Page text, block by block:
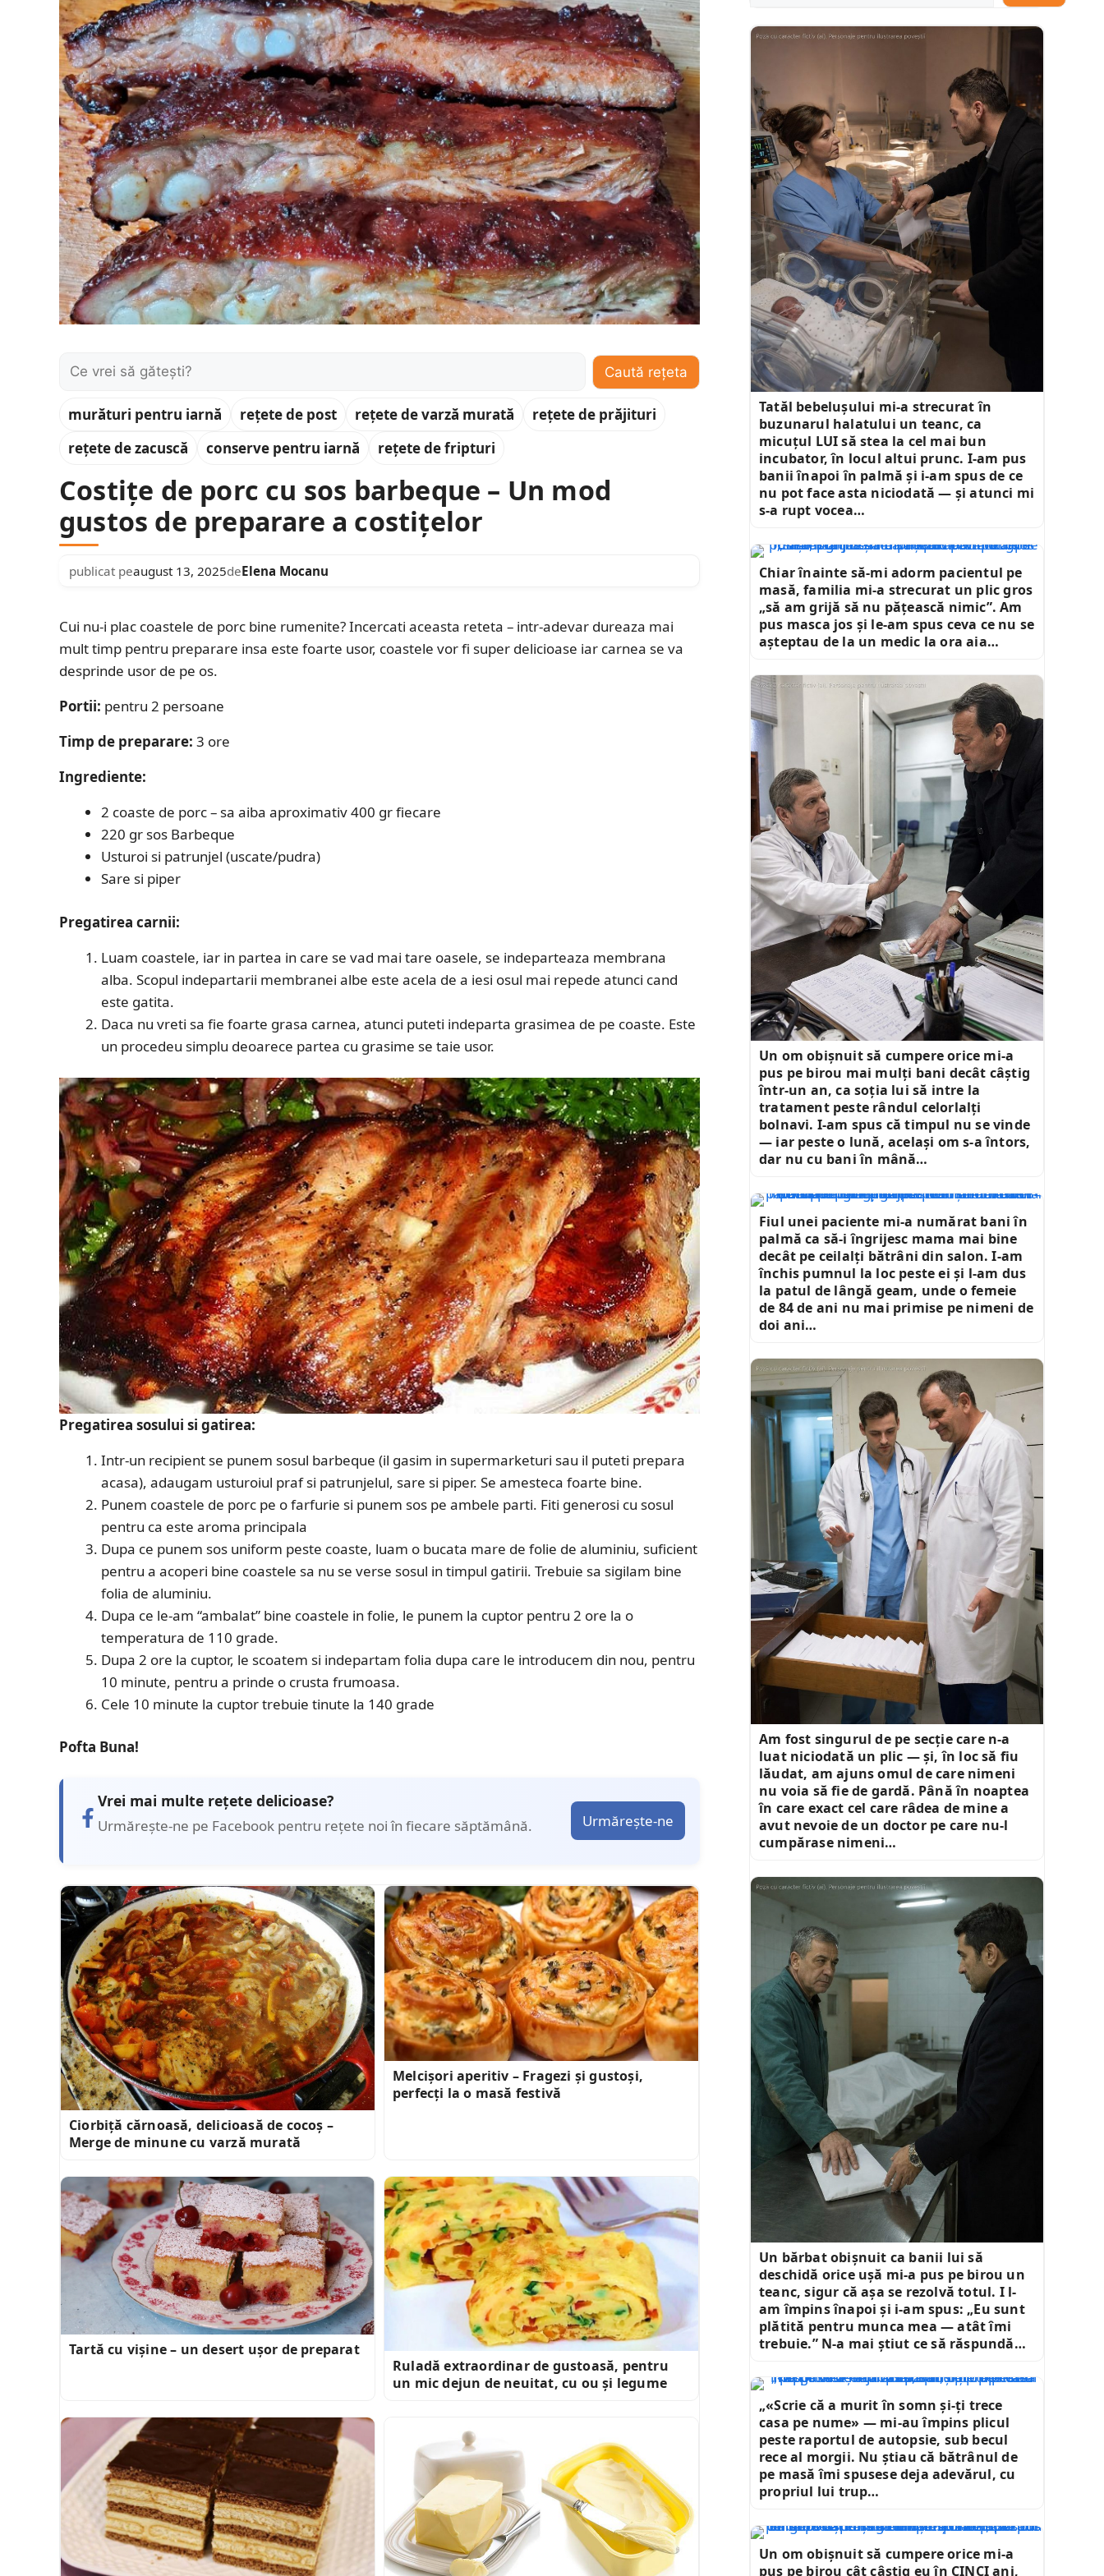
Caută: Caută rețeta
murături pentru iarnă rețete de post rețete de varză murată
rețete de prăjituri
rețete de zacuscă
conserve pentru iarnă rețete de fripturi
Costițe de porc cu sos barbeque – Un mod
gustos de preparare a costițelor
publicat peaugust 13, 2025deElena Mocanu
Cui nu-i plac coastele de porc bine rumenite? Incercati aceasta reteta – intr-adevar dureaza mai
mult timp pentru preparare insa este foarte usor, coastele vor fi super delicioase iar carnea se va
desprinde usor de pe os.
Portii: pentru 2 persoane
Timp de preparare: 3 ore
Ingrediente:
2 coaste de porc – sa aiba aproximativ 400 gr fiecare
220 gr sos Barbeque
Usturoi si patrunjel (uscate/pudra)
Sare si piper
Pregatirea carnii:
Luam coastele, iar in partea in care se vad mai tare oasele, se indeparteaza membrana
alba. Scopul indepartarii membranei albe este acela de a iesi osul mai repede atunci cand
este gatita.
Daca nu vreti sa fie foarte grasa carnea, atunci puteti indeparta grasimea de pe coaste. Este
un procedeu simplu deoarece partea cu grasime se taie usor.
Pregatirea sosului si gatirea:
Intr-un recipient se punem sosul barbeque (il gasim in supermarketuri sau il puteti prepara
acasa), adaugam usturoiul praf si patrunjelul, sare si piper. Se amesteca foarte bine.
Punem coastele de porc pe o farfurie si punem sos pe ambele parti. Fiti generosi cu sosul
pentru ca este aroma principala
Dupa ce punem sos uniform peste coaste, luam o bucata mare de folie de aluminiu, suficient
pentru a acoperi bine coastele sa nu se verse sosul in timpul gatirii. Trebuie sa sigilam bine
folia de aluminiu.
Dupa ce le-am “ambalat” bine coastele in folie, le punem la cuptor pentru 2 ore la o
temperatura de 110 grade.
Dupa 2 ore la cuptor, le scoatem si indepartam folia dupa care le introducem din nou, pentru
10 minute, pentru a prinde o crusta frumoasa.
Cele 10 minute la cuptor trebuie tinute la 140 grade
Pofta Buna!
Vrei mai multe rețete delicioase?
Urmărește-ne pe Facebook pentru rețete noi în fiecare săptămână. Urmărește-ne
Ciorbiță cărnoasă, delicioasă de cocoș –
Merge de minune cu varză murată
Melcișori aperitiv – Fragezi și gustoși,
perfecți la o masă festivă
Tartă cu vișine – un desert ușor de preparat
Ruladă extraordinar de gustoasă, pentru
un mic dejun de neuitat, cu ou și legume
Tatăl bebelușului mi-a strecurat în
buzunarul halatului un teanc, ca
micuțul LUI să stea la cel mai bun
incubator, în locul altui prunc. I-am pus
banii înapoi în palmă și i-am spus de ce
nu pot face asta niciodată — și atunci mi
s-a rupt vocea…
Chiar înainte să-mi adorm pacientul pe
masă, familia mi-a strecurat un plic gros
„să am grijă să nu pățească nimic”. Am
pus masca jos și le-am spus ceva ce nu se
așteptau de la un medic la ora aia…
Un om obișnuit să cumpere orice mi-a
pus pe birou mai mulți bani decât câștig
într-un an, ca soția lui să intre la
tratament peste rândul celorlalți
bolnavi. I-am spus că timpul nu se vinde
— iar peste o lună, același om s-a întors,
dar nu cu bani în mână…
Fiul unei paciente mi-a numărat bani în
palmă ca să-i îngrijesc mama mai bine
decât pe ceilalți bătrâni din salon. I-am
închis pumnul la loc peste ei și l-am dus
la patul de lângă geam, unde o femeie
de 84 de ani nu mai primise pe nimeni de
doi ani…
Am fost singurul de pe secție care n-a
luat niciodată un plic — și, în loc să fiu
lăudat, am ajuns omul de care nimeni
nu voia să fie de gardă. Până în noaptea
în care exact cel care râdea de mine a
avut nevoie de un doctor pe care nu-l
cumpărase nimeni…
Un bărbat obișnuit ca banii lui să
deschidă orice ușă mi-a pus pe birou un
teanc, sigur că așa se rezolvă totul. I l-
am împins înapoi și i-am spus: „Eu sunt
plătită pentru munca mea — atât îmi
trebuie.” N-a mai știut ce să răspundă…
„«Scrie că a murit în somn și-ți trece
casa pe nume» — mi-au împins plicul
peste raportul de autopsie, sub becul
rece al morgii. Nu știau că bătrânul de
pe masă îmi spusese deja adevărul, cu
propriul lui trup…
Un om obișnuit să cumpere orice mi-a
pus pe birou cât câștig eu în CINCI ani,